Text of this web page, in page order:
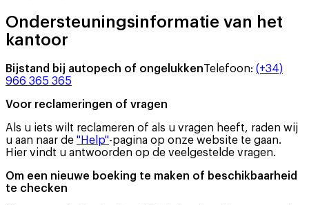
Ondersteuningsinformatie van het
kantoor
Bijstand bij autopech of ongelukkenTelefoon: (+34)
966 365 365
Voor reclameringen of vragen
Als u iets wilt reclameren of als u vragen heeft, raden wij
u aan naar de "Help"-pagina op onze website te gaan.
Hier vindt u antwoorden op de veelgestelde vragen.
Om een nieuwe boeking te maken of beschikbaarheid
te checken